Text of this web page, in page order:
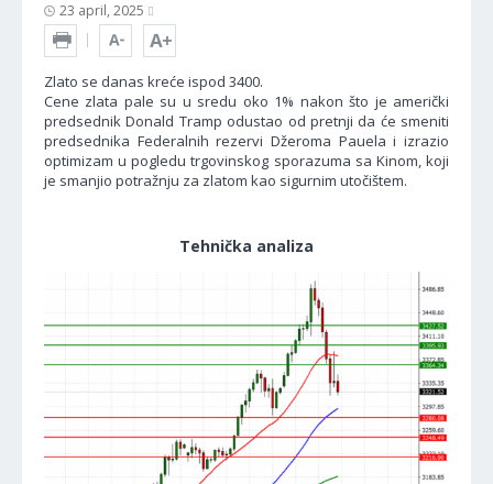
23 april, 2025
Zlato se danas kreće ispod 3400.
Cene zlata pale su u sredu oko 1% nakon što je američki
predsednik Donald Tramp odustao od pretnji da će smeniti
predsednika Federalnih rezervi Džeroma Pauela i izrazio
optimizam u pogledu trgovinskog sporazuma sa Kinom, koji
je smanjio potražnju za zlatom kao sigurnim utočištem.
Tehnička analiza